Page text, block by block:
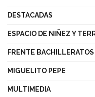
DESTACADAS
ESPACIO DE NIÑEZ Y
FRENTE
MIGUELITO PEPE
MULTIMEDIA